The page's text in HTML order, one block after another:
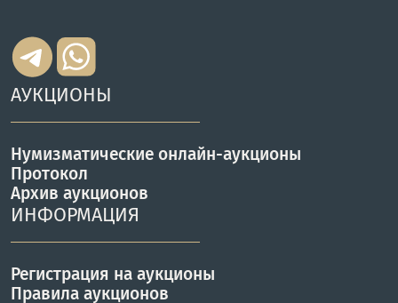
АУКЦИОНЫ
Нумизматические онлайн-аукционы
Протокол
Архив аукционов
ИНФОРМАЦИЯ
Регистрация на аукционы
Правила аукционов